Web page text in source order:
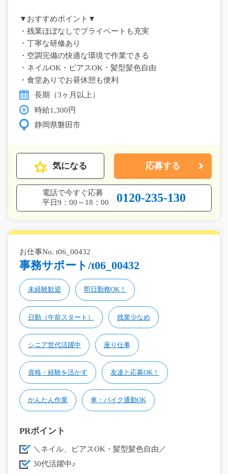
▼おすすめポイント▼
・残業ほぼなしでプライベートも充実
・丁寧な研修あり
・空調完備の快適な環境で作業できる
・ネイルOK・ピアスOK・髪型髪色自由
・食堂ありでお昼休憩も便利
長期（3ヶ月以上）
時給1,300円
静岡県磐田市
気になる 応募する
電話で今すぐ応募
平日9：00～18：00
0120-235-130
お仕事No. t06_00432
事務サポート/t06_00432
未経験歓迎 即日勤務OK！
日勤（午前スタート） 残業少なめ
シニア世代活躍中 座り仕事
資格・経験を活かす 友達と応募OK！
かんたん作業 車・バイク通勤OK
PRポイント
＼ネイル、ピアスOK・髪型髪色自由／
30代活躍中♪